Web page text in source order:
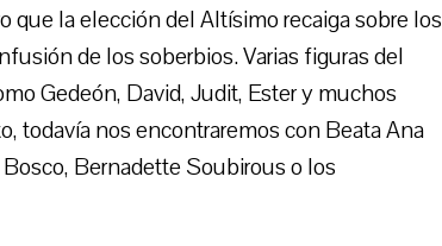
que la elección del Altísimo recaiga sobre los
de los soberbios. Varias figuras del
Gedeón, David, Judit, Ester y muchos
todavía nos encontraremos con Beata Ana
Bernadette Soubirous o los